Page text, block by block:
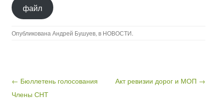
файл
Опубликована Андрей Бушуев, в НОВОСТИ.
Навигация по записям
← Бюллетень голосования
Члены СНТ
Акт ревизии дорог и МОП →